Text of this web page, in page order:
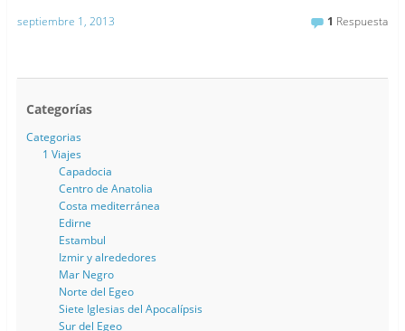
septiembre 1, 2013 1 Respuesta
Categorías
Categorias
1 Viajes
Capadocia
Centro de Anatolia
Costa mediterránea
Edirne
Estambul
Izmir y alrededores
Mar Negro
Norte del Egeo
Siete Iglesias del Apocalípsis
Sur del Egeo